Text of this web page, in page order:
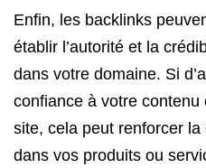
Enfin, les backlinks
établir l’autorité et la
dans votre domaine. Si
confiance à votre
site, cela peut renforcer
dans vos produits ou